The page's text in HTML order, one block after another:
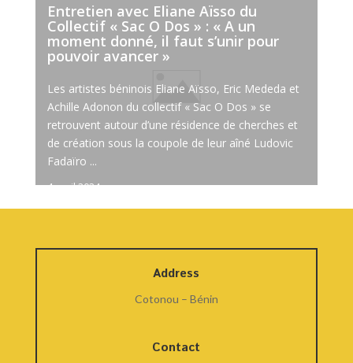
Entretien avec Eliane Aïsso du
Collectif « Sac O Dos » : « A un
moment donné, il faut s’unir pour
pouvoir avancer »
Les artistes béninois Eliane Aïsso, Eric Mededa et
Achille Adonon du collectif « Sac O Dos » se
retrouvent autour d’une résidence de cherches et
de création sous la coupole de leur aîné Ludovic
Fadaïro ...
4 avril 2024
Address
Cotonou – Bénin
Contact